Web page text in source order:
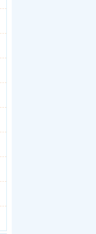
最新
下载手游
载最新版本